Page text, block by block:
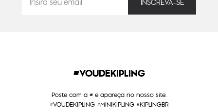
#VOUDEKIPLING
Poste com a # e apareça no nosso site.
#VOUDEKIPLING #MINIKIPLING #KIPLINGBR